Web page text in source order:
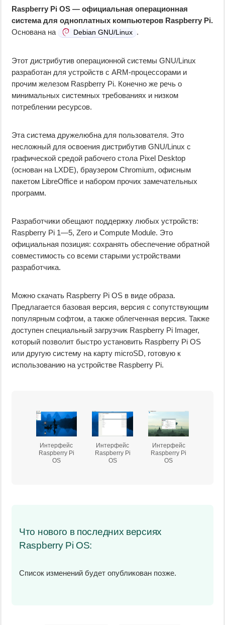
Raspberry Pi OS — официальная операционная
система для одноплатных компьютеров Raspberry Pi.
Основана на
Debian GNU/Linux .
Этот дистрибутив операционной системы GNU/Linux
разработан для устройств с ARM-процессорами и
прочим железом Raspberry Pi. Конечно же речь о
минимальных системных требованиях и низком
потреблении ресурсов.
Эта система дружелюбна для пользователя. Это
несложный для освоения дистрибутив GNU/Linux с
графической средой рабочего стола Pixel Desktop
(основан на LXDE), браузером Chromium, офисным
пакетом LibreOffice и набором прочих замечательных
программ.
Разработчики обещают поддержку любых устройств:
Raspberry Pi 1—5, Zero и Compute Module. Это
официальная позиция: сохранять обеспечение обратной
совместимость со всеми старыми устройствами
разработчика.
Можно скачать Raspberry Pi OS в виде образа.
Предлагается базовая версия, версия с сопутствующим
популярным софтом, а также облегченная версия. Также
доступен специальный загрузчик Raspberry Pi Imager,
который позволит быстро установить Raspberry Pi OS
или другую систему на карту microSD, готовую к
использованию на устройстве Raspberry Pi.
Интерфейс
Raspberry Pi
OS
Интерфейс
Raspberry Pi
OS
Интерфейс
Raspberry Pi
OS
Что нового в последних версиях
Raspberry Pi OS:
Список изменений будет опубликован позже.